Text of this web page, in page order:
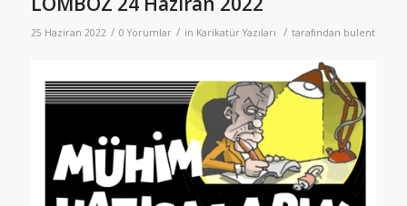
25 Haziran 2022 / 0 Yorumlar / in Karikatür Yazıları / tarafından bulent